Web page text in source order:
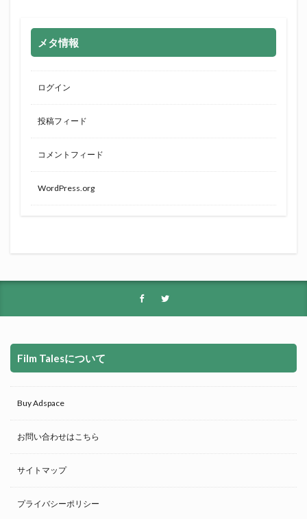
メタ情報
ログイン
投稿フィード
コメントフィード
WordPress.org
Film Talesについて
Buy Adspace
お問い合わせはこちら
サイトマップ
プライバシーポリシー